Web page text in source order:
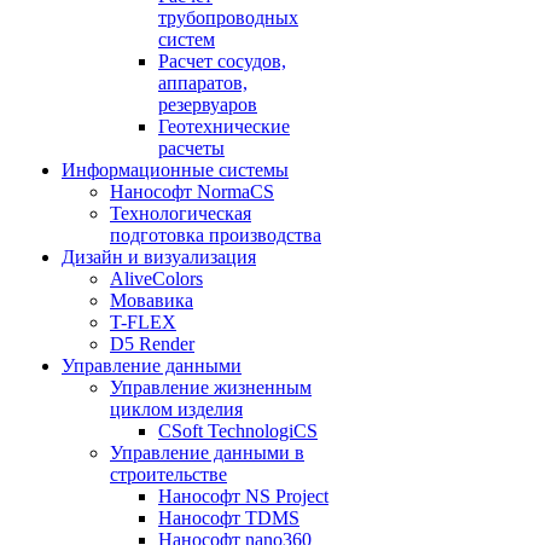
трубопроводных
систем
Расчет сосудов,
аппаратов,
резервуаров
Геотехнические
расчеты
Информационные системы
Нанософт NormaCS
Технологическая
подготовка производства
Дизайн и визуализация
AliveColors
Мовавика
T-FLEX
D5 Render
Управление данными
Управление жизненным
циклом изделия
CSoft TechnologiCS
Управление данными в
строительстве
Нанософт NS Project
Нанософт TDMS
Нанософт nano360